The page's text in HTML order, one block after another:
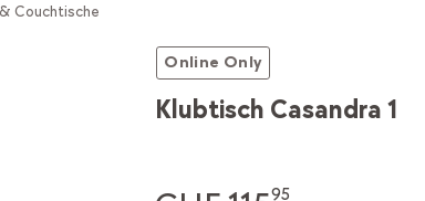
Couchtische
Online Only
Klubtisch Casandra 1
95